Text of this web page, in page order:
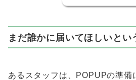
まだ誰かに届いてほしいとい
あるスタッフは、POPUPの準備